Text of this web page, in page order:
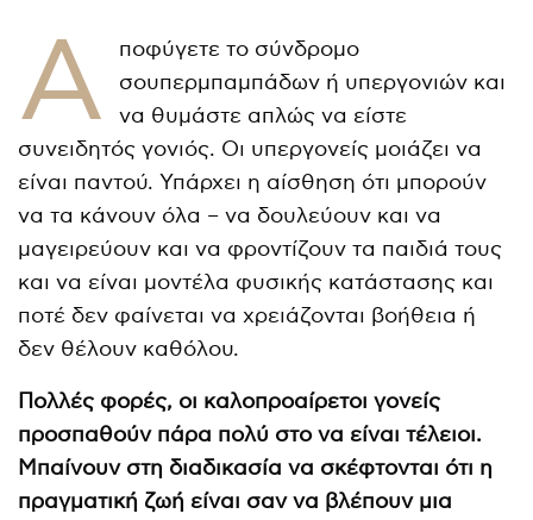
Α
ποφύγετε το σύνδρομο
σουπερμπαμπάδων ή υπεργονιών και
να θυμάστε απλώς να είστε
συνειδητός γονιός. Οι υπεργονείς μοιάζει να
είναι παντού. Υπάρχει η αίσθηση ότι μπορούν
να τα κάνουν όλα – να δουλεύουν και να
μαγειρεύουν και να φροντίζουν τα παιδιά τους
και να είναι μοντέλα φυσικής κατάστασης και
ποτέ δεν φαίνεται να χρειάζονται βοήθεια ή
δεν θέλουν καθόλου.
Πολλές φορές, οι καλοπροαίρετοι γονείς
προσπαθούν πάρα πολύ στο να είναι τέλειοι.
Μπαίνουν στη διαδικασία να σκέφτονται ότι η
πραγματική ζωή είναι σαν να βλέπουν μια